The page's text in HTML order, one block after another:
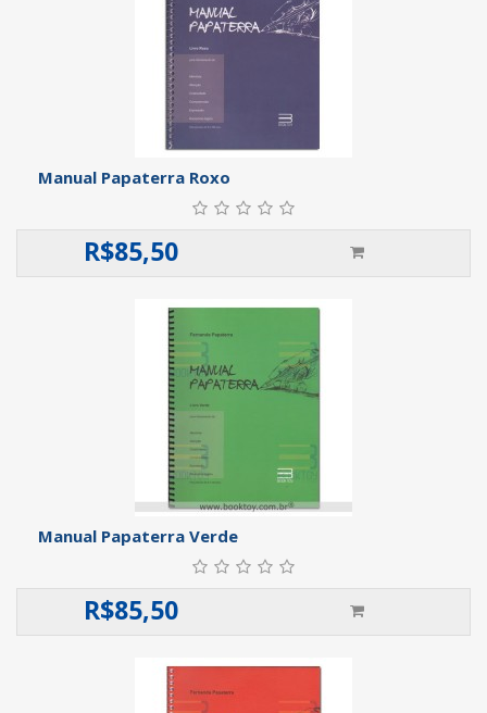
Manual Papaterra Roxo
R$85,50
Manual Papaterra Verde
R$85,50